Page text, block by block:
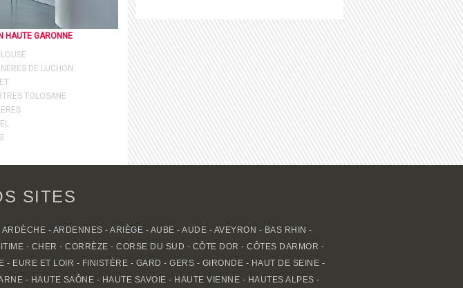
HAUTE GARONNE
DE LUCHON
TOLOSANE
SITES
ARDÈCHE - ARDENNES -ARIÈGE - AUBE -AUDE - AVEYRON - BAS RHIN -
- CHER -CORRÈZE -CORSE DU SUD - CÔTE DOR -CÔTES DARMOR -
- EURE ET LOIR - FINISTÈRE - GARD -GERS - GIRONDE - HAUT DE SEINE -
- HAUTE SAÔNE - HAUTE SAVOIE - HAUTE VIENNE - HAUTES ALPES -